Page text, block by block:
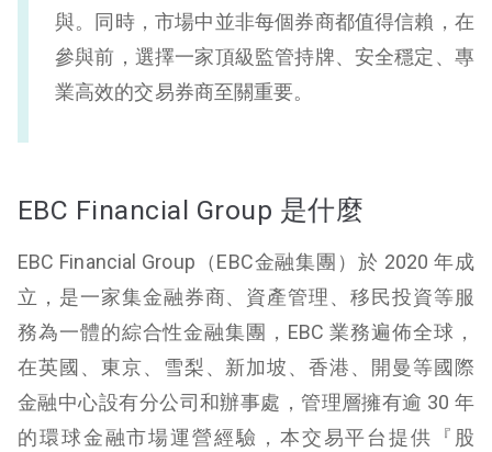
與。同時，市場中並非每個券商都值得信賴，在
參與前，選擇一家頂級監管持牌、安全穩定、專
業高效的交易券商至關重要。
EBC Financial Group 是什麼
EBC Financial Group（EBC金融集團）於 2020 年成
立，是一家集金融券商、資產管理、移民投資等服
務為一體的綜合性金融集團，EBC 業務遍佈全球，
在英國、東京、雪梨、新加坡、香港、開曼等國際
金融中心設有分公司和辦事處，管理層擁有逾 30 年
的環球金融市場運營經驗，本交易平台提供『股